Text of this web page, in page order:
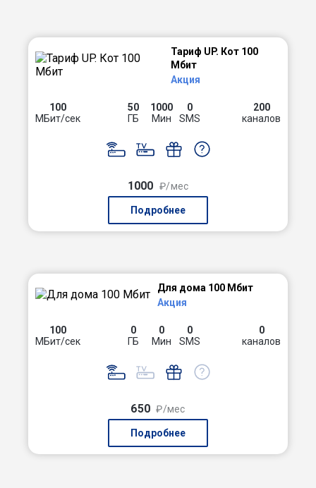
Тариф UP. Кот 100
Мбит
Акция
100
МБит/сек
50
ГБ
1000
Мин
0
SMS
200
каналов
1000 ₽/мес
Подробнее
Для дома 100 Мбит
Акция
100
МБит/сек
0
ГБ
0
Мин
0
SMS
0
каналов
650 ₽/мес
Подробнее